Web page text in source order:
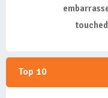
touched
Top 10